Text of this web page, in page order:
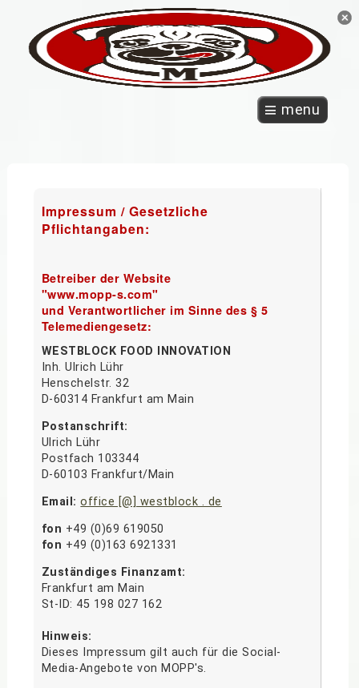
menu
Impressum / Gesetzliche
Pflichtangaben:
Betreiber der Website
"www.mopp-s.com"
und Verantwortlicher im Sinne des § 5
Telemediengesetz:
WESTBLOCK FOOD INNOVATION
Inh. Ulrich Lühr
Henschelstr. 32
D-60314 Frankfurt am Main
Postanschrift:
Ulrich Lühr
Postfach 103344
D-60103 Frankfurt/Main
Email: office [@] westblock . de
fon +49 (0)69 619050
fon +49 (0)163 6921331
Zuständiges Finanzamt:
Frankfurt am Main
St-ID: 45 198 027 162
Hinweis:
Dieses Impressum gilt auch für die Social-
Media-Angebote von MOPP's.